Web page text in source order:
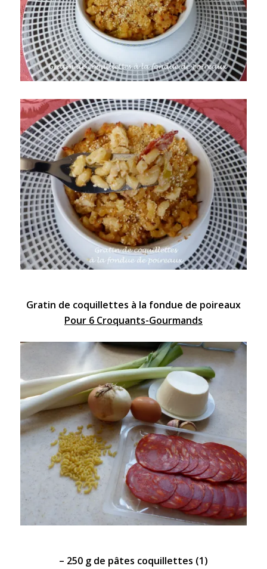
Gratin de coquillettes à la fondue de poireaux
Pour 6 Croquants-Gourmands
– 250 g de pâtes coquillettes (1)